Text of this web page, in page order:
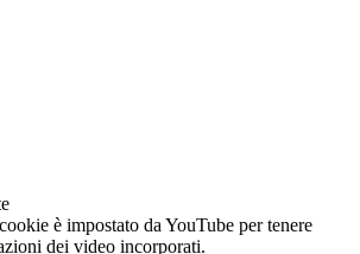
è impostato da YouTube per tenere
dei video incorporati.